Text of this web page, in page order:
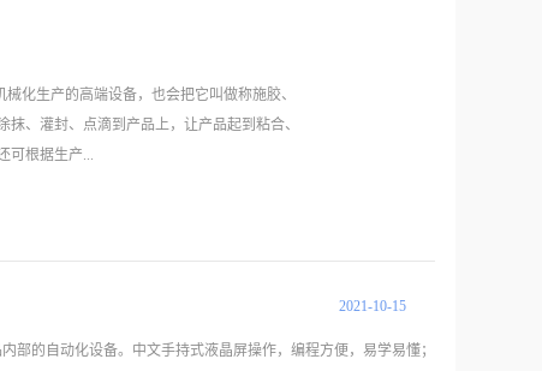
化生产的高端设备，也会把它叫做称施胶、
、灌封、点滴到产品上，让产品起到粘合、
可根据生产...
的自动化设备。中文手持式液晶屏操作，编程方便，易学易懂；
2021-10-15